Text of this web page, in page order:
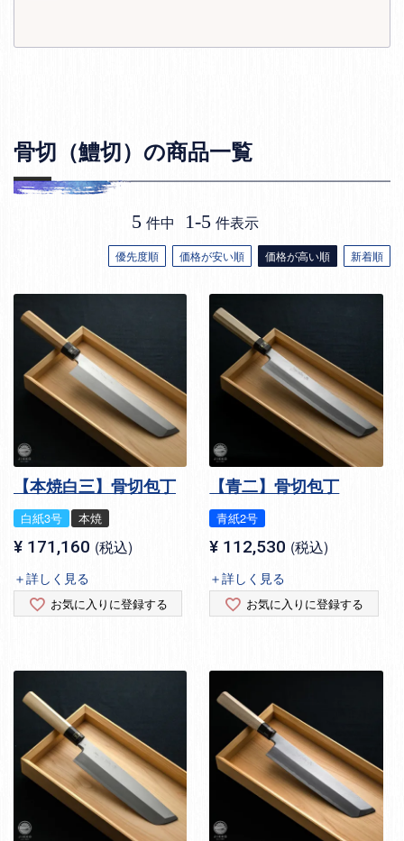
骨切（鱧切）の商品一覧
優先度順 価格が安い順 価格が高い順 新着順
5 件中 1-5 件表示
【本焼白三】骨切包丁
白紙3号 本焼
¥ 171,160 税込
＋詳しく見る
お気に入りに登録する
【青二】骨切包丁
青紙2号
¥ 112,530 税込
＋詳しく見る
お気に入りに登録する